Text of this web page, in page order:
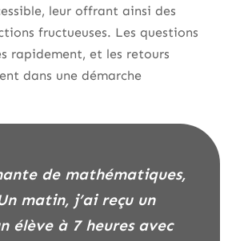
leur offrant ainsi des
fructueuses. Les questions
rapidement, et les retours
dans une démarche
matin, j’ai reçu un
élève à 7 heures avec